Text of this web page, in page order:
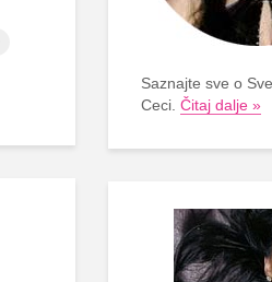
Saznajte sve o
Ceci. Čitaj dalje »